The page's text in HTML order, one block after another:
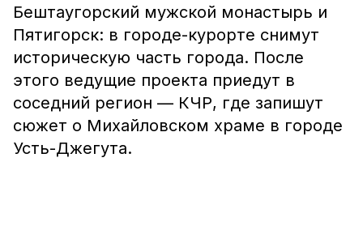
Бештаугорский мужской монастырь и
Пятигорск: в городе-курорте снимут
историческую часть города. После
этого ведущие проекта приедут в
соседний регион — КЧР, где запишут
сюжет о Михайловском храме в городе
Усть-Джегута.